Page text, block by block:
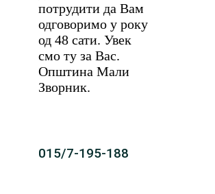
потрудити да Вам
одговоримо у року
од 48 сати. Увек
смо ту за Вас.
Општина Мали
Зворник.
015/7-195-188